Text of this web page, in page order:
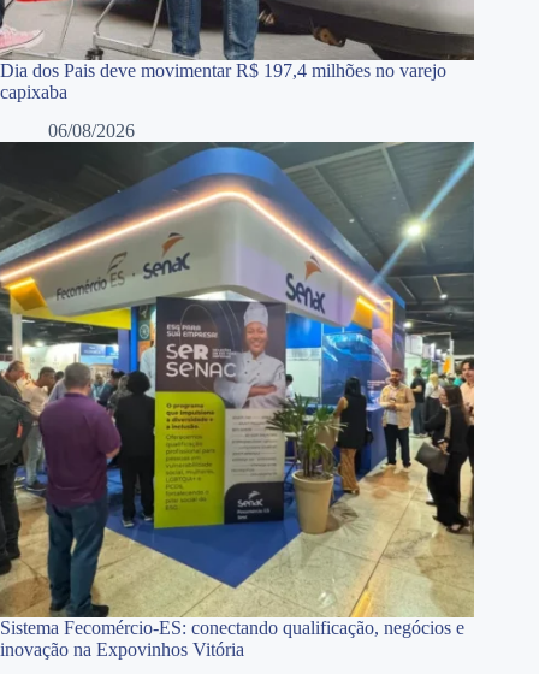
Dia dos Pais deve movimentar R$ 197,4 milhões no varejo
capixaba
06/08/2026
Sistema Fecomércio-ES: conectando qualificação, negócios e
inovação na Expovinhos Vitória